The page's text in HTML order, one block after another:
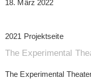
18. März 2022
2021 Projektseite
The Experimental
The Experimental